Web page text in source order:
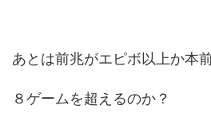
あとは前兆がエピボ以上か本
８ゲームを超えるのか？